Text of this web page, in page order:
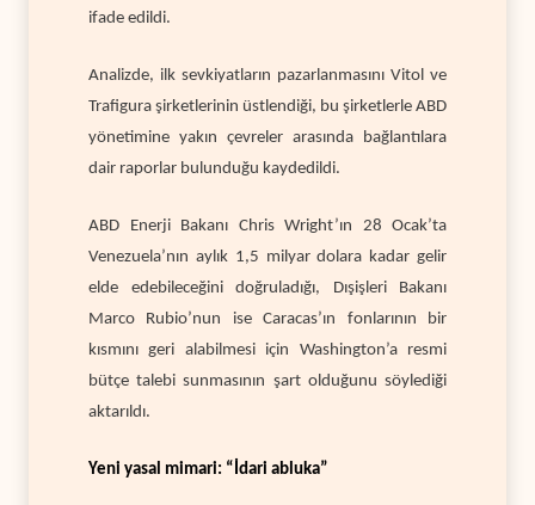
ifade edildi.
Analizde, ilk sevkiyatların pazarlanmasını Vitol ve
Trafigura şirketlerinin üstlendiği, bu şirketlerle ABD
yönetimine yakın çevreler arasında bağlantılara
dair raporlar bulunduğu kaydedildi.
ABD Enerji Bakanı Chris Wright’ın 28 Ocak’ta
Venezuela’nın aylık 1,5 milyar dolara kadar gelir
elde edebileceğini doğruladığı, Dışişleri Bakanı
Marco Rubio’nun ise Caracas’ın fonlarının bir
kısmını geri alabilmesi için Washington’a resmi
bütçe talebi sunmasının şart olduğunu söylediği
aktarıldı.
Yeni yasal mimari: “İdari abluka”